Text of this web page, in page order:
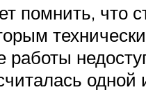
помнить, что
одной